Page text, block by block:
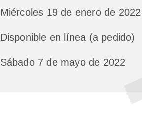
Miércoles 19 de enero de 2022
Disponible en línea (a pedido)
Sábado 7 de mayo de 2022